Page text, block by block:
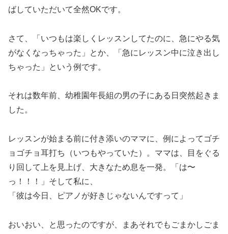
ばしていただいて全然OKです。
さて、「いつもは楽しくレッスンしてたのに、急にやる気
がなくなっちゃった」とか、「急にレッスン中に泣き出し
ちゃった」という例です。
それは数年前、幼稚園年長組の男の子にある日突然起きま
した。
レッスンが始まる前に付き添いのママに、例によってゴチ
ョゴチョ耳打ち（いつもやっていた）。ママは、目をぐる
り回して上を見上げ、大きなため息を一発。「は〜
っ！！！」そして私に、
「彼は今日、ピアノが好きじゃないんですって」
おいおい、と思ったのですが、まあそれでもごまかしごま